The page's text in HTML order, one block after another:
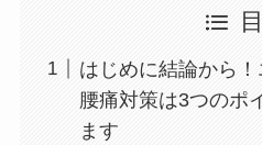
はじめに結論から
腰痛対策は3つのポ
ます